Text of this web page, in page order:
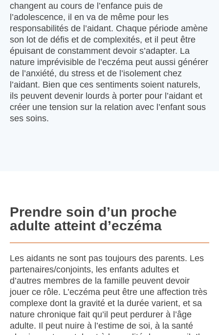
changent au cours de l’enfance puis de
l’adolescence, il en va de même pour les
responsabilités de l’aidant. Chaque période amène
son lot de défis et de complexités, et il peut être
épuisant de constamment devoir s’adapter. La
nature imprévisible de l’eczéma peut aussi générer
de l’anxiété, du stress et de l’isolement chez
l’aidant. Bien que ces sentiments soient naturels,
ils peuvent devenir lourds à porter pour l’aidant et
créer une tension sur la relation avec l’enfant sous
ses soins.
Prendre soin d’un proche
adulte atteint d’eczéma
Les aidants ne sont pas toujours des parents. Les
partenaires/conjoints, les enfants adultes et
d’autres membres de la famille peuvent devoir
jouer ce rôle. L’eczéma peut être une affection très
complexe dont la gravité et la durée varient, et sa
nature chronique fait qu’il peut perdurer à l’âge
adulte. Il peut nuire à l’estime de soi, à la santé